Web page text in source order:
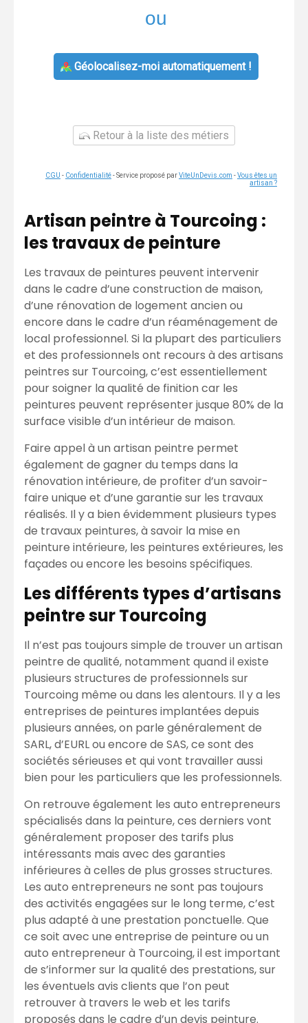
ou
Géolocalisez-moi automatiquement !
Retour à la liste des métiers
CGU - Confidentialité- Service proposé parViteUnDevis.com -Vous êtes un
artisan ?
Artisan peintre à Tourcoing :
les travaux de peinture
Les travaux de peintures peuvent intervenir
dans le cadre d’une construction de maison,
d’une rénovation de logement ancien ou
encore dans le cadre d’un réaménagement de
local professionnel. Si la plupart des particuliers
et des professionnels ont recours à des artisans
peintres sur Tourcoing, c’est essentiellement
pour soigner la qualité de finition car les
peintures peuvent représenter jusque 80% de la
surface visible d’un intérieur de maison.
Faire appel à un artisan peintre permet
également de gagner du temps dans la
rénovation intérieure, de profiter d’un savoir-
faire unique et d’une garantie sur les travaux
réalisés. Il y a bien évidemment plusieurs types
de travaux peintures, à savoir la mise en
peinture intérieure, les peintures extérieures, les
façades ou encore les besoins spécifiques.
Les différents types d’artisans
peintre sur Tourcoing
Il n’est pas toujours simple de trouver un artisan
peintre de qualité, notamment quand il existe
plusieurs structures de professionnels sur
Tourcoing même ou dans les alentours. Il y a les
entreprises de peintures implantées depuis
plusieurs années, on parle généralement de
SARL, d’EURL ou encore de SAS, ce sont des
sociétés sérieuses et qui vont travailler aussi
bien pour les particuliers que les professionnels.
On retrouve également les auto entrepreneurs
spécialisés dans la peinture, ces derniers vont
généralement proposer des tarifs plus
intéressants mais avec des garanties
inférieures à celles de plus grosses structures.
Les auto entrepreneurs ne sont pas toujours
des activités engagées sur le long terme, c’est
plus adapté à une prestation ponctuelle. Que
ce soit avec une entreprise de peinture ou un
auto entrepreneur à Tourcoing, il est important
de s’informer sur la qualité des prestations, sur
les éventuels avis clients que l’on peut
retrouver à travers le web et les tarifs
proposés dans le cadre d’un devis peinture.